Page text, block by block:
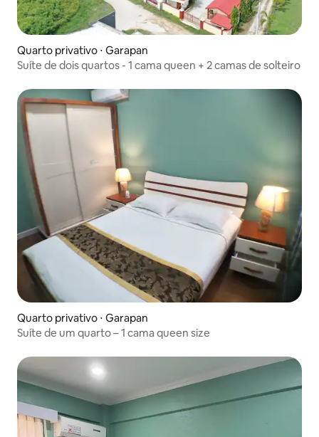
Quarto privativo ⋅ Garapan
Suíte de dois quartos - 1 cama queen + 2 camas de solteiro
Quarto privativo ⋅ Garapan
Suíte de um quarto – 1 cama queen size